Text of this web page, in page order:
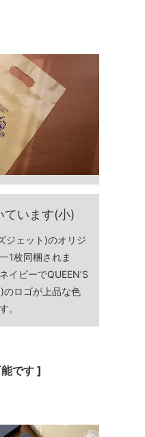
ています(小)
ジェット)のオリジ
1枚同梱されま
イビーでQUEEN’S
のロゴが上品な色
。
です ]